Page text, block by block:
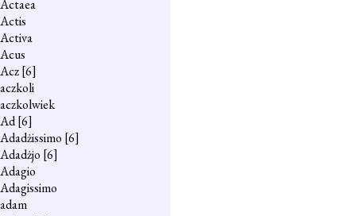
Actaea
Actis
Activa
Acus
Acz[6]
aczkoli
aczkolwiek
Ad[6]
Adadżissimo [6]
Adadżjo [6]
Adagio
Adagissimo
adam